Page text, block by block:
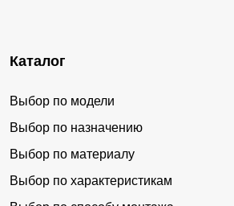
Каталог
Выбор по модели
Выбор по назначению
Выбор по материалу
Выбор по характеристикам